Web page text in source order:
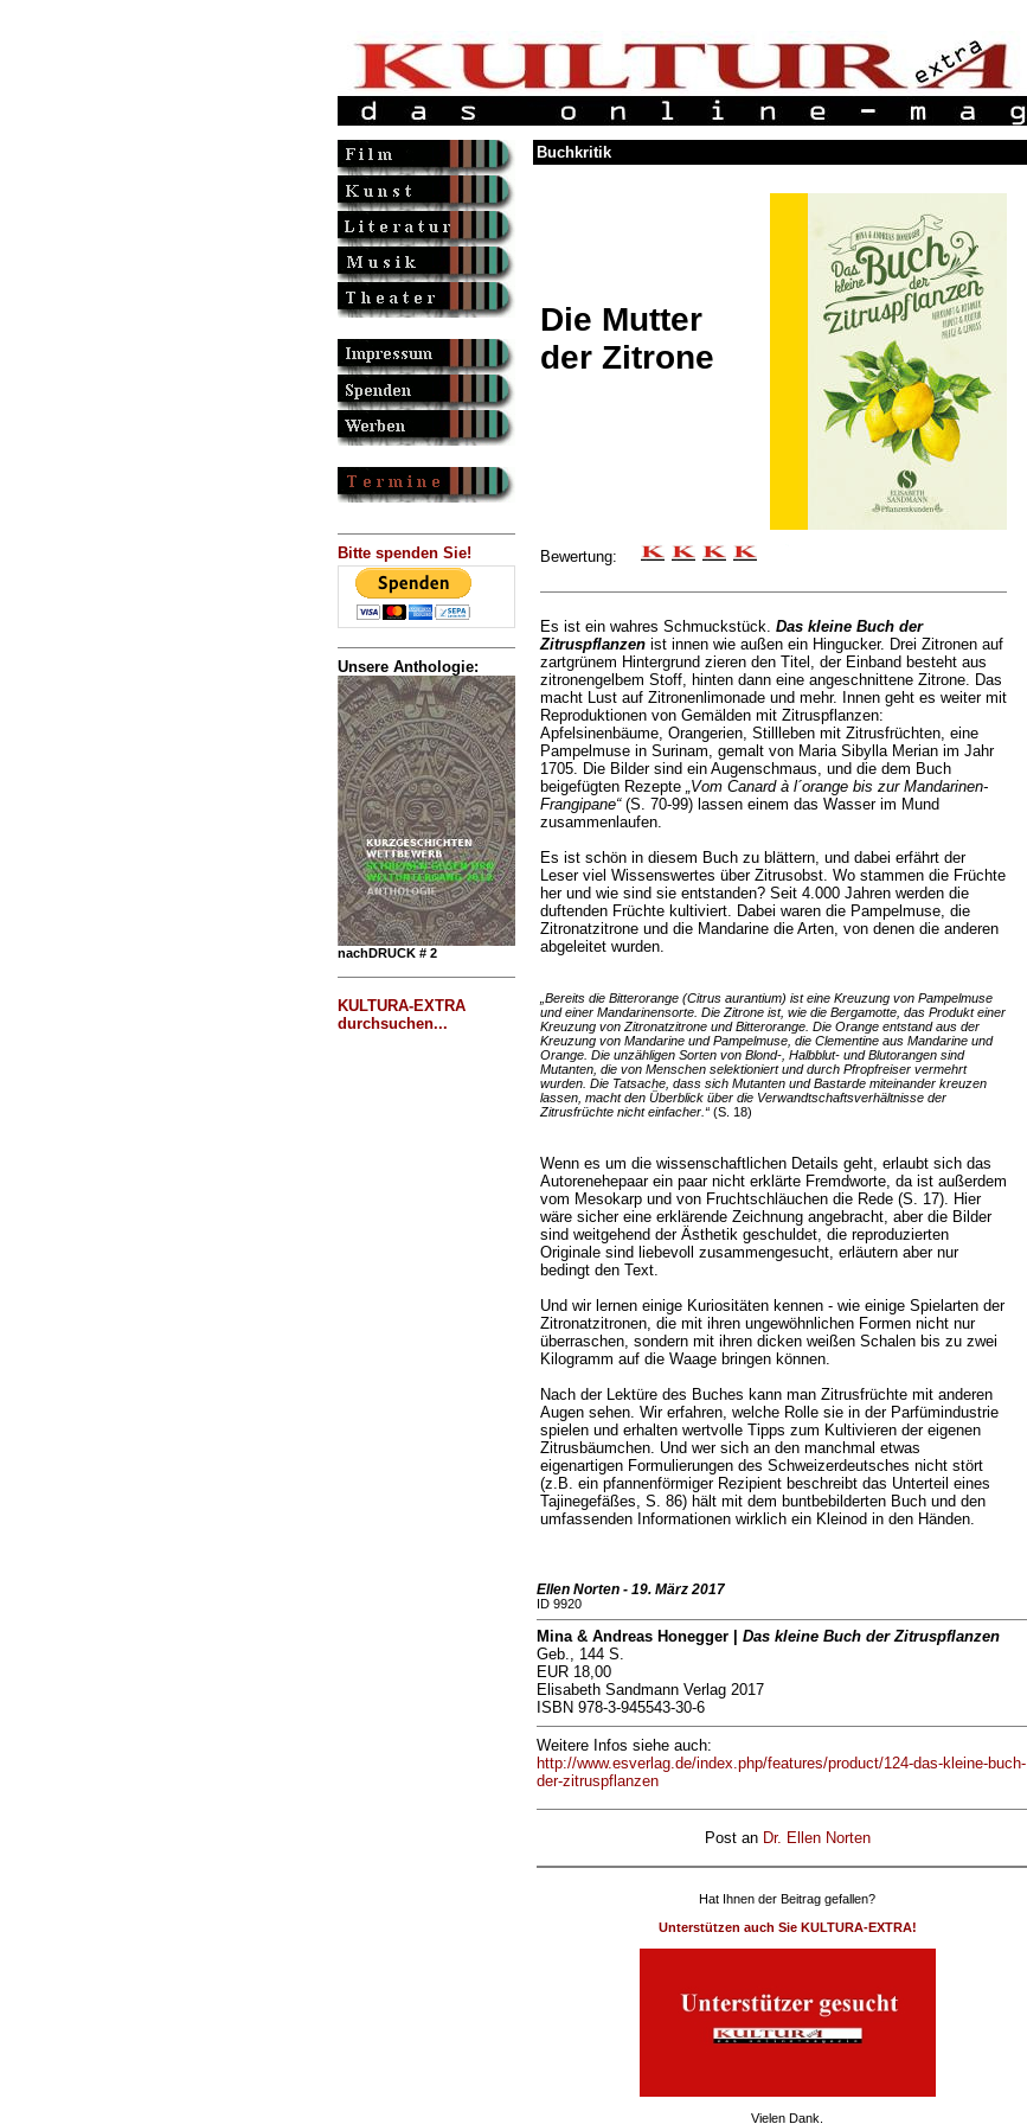
Bitte spenden Sie!
Unsere Anthologie:
nachDRUCK # 2
KULTURA-EXTRA
durchsuchen...
Buchkritik
Die Mutter
der Zitrone
Bewertung:
Es ist ein wahres Schmuckstück. Das kleine Buch der
Zitruspflanzenist innen wie außen ein Hingucker. Drei Zitronen auf
zartgrünem Hintergrund zieren den Titel, der Einband besteht aus
zitronengelbem Stoff, hinten dann eine angeschnittene Zitrone. Das
macht Lust auf Zitronenlimonade und mehr. Innen geht es weiter mit
Reproduktionen von Gemälden mit Zitruspflanzen:
Apfelsinenbäume, Orangerien, Stillleben mit Zitrusfrüchten, eine
Pampelmuse in Surinam, gemalt von Maria Sibylla Merian im Jahr
1705. Die Bilder sind ein Augenschmaus, und die dem Buch
beigefügten Rezepte „Vom Canard à l´orange bis zur Mandarinen-
Frangipane“(S. 70-99) lassen einem das Wasser im Mund
zusammenlaufen.
Es ist schön in diesem Buch zu blättern, und dabei erfährt der
Leser viel Wissenswertes über Zitrusobst. Wo stammen die Früchte
her und wie sind sie entstanden? Seit 4.000 Jahren werden die
duftenden Früchte kultiviert. Dabei waren die Pampelmuse, die
Zitronatzitrone und die Mandarine die Arten, von denen die anderen
abgeleitet wurden.
„Bereits die Bitterorange (Citrus aurantium) ist eine Kreuzung von Pampelmuse
und einer Mandarinensorte. Die Zitrone ist, wie die Bergamotte, das Produkt einer
Kreuzung von Zitronatzitrone und Bitterorange. Die Orange entstand aus der
Kreuzung von Mandarine und Pampelmuse, die Clementine aus Mandarine und
Orange. Die unzähligen Sorten von Blond-, Halbblut- und Blutorangen sind
Mutanten, die von Menschen selektioniert und durch Pfropfreiser vermehrt
wurden. Die Tatsache, dass sich Mutanten und Bastarde miteinander kreuzen
lassen, macht den Überblick über die Verwandtschaftsverhältnisse der
Zitrusfrüchte nicht einfacher.“(S. 18)
Wenn es um die wissenschaftlichen Details geht, erlaubt sich das
Autorenehepaar ein paar nicht erklärte Fremdworte, da ist außerdem
vom Mesokarp und von Fruchtschläuchen die Rede (S. 17). Hier
wäre sicher eine erklärende Zeichnung angebracht, aber die Bilder
sind weitgehend der Ästhetik geschuldet, die reproduzierten
Originale sind liebevoll zusammengesucht, erläutern aber nur
bedingt den Text.
Und wir lernen einige Kuriositäten kennen - wie einige Spielarten der
Zitronatzitronen, die mit ihren ungewöhnlichen Formen nicht nur
überraschen, sondern mit ihren dicken weißen Schalen bis zu zwei
Kilogramm auf die Waage bringen können.
Nach der Lektüre des Buches kann man Zitrusfrüchte mit anderen
Augen sehen. Wir erfahren, welche Rolle sie in der Parfümindustrie
spielen und erhalten wertvolle Tipps zum Kultivieren der eigenen
Zitrusbäumchen. Und wer sich an den manchmal etwas
eigenartigen Formulierungen des Schweizerdeutsches nicht stört
(z.B. ein pfannenförmiger Rezipient beschreibt das Unterteil eines
Tajinegefäßes, S. 86) hält mit dem buntbebilderten Buch und den
umfassenden Informationen wirklich ein Kleinod in den Händen.
Ellen Norten - 19. März 2017
ID 9920
Mina & Andreas Honegger | Das kleine Buch der Zitruspflanzen
Geb., 144 S.
EUR 18,00
Elisabeth Sandmann Verlag 2017
ISBN 978-3-945543-30-6
Weitere Infos siehe auch:
http://www.esverlag.de/index.php/features/product/124-das-kleine-buch-
der-zitruspflanzen
Post an Dr. Ellen Norten
Hat Ihnen der Beitrag gefallen?
Unterstützen auch Sie KULTURA-EXTRA!
Vielen Dank.